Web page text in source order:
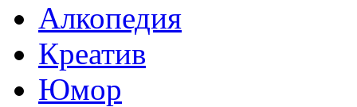
Алкопедия
Креатив
Юмор